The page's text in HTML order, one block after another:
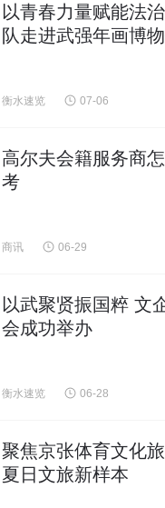
以青春力量赋能法
队走进武强年画博
衡水速览 07-06
高尔夫会籍服务商
考
商讯 06-29
以武聚贤振国粹 文
会成功举办
衡水速览 06-28
聚焦京张体育文化
夏日文旅新样本